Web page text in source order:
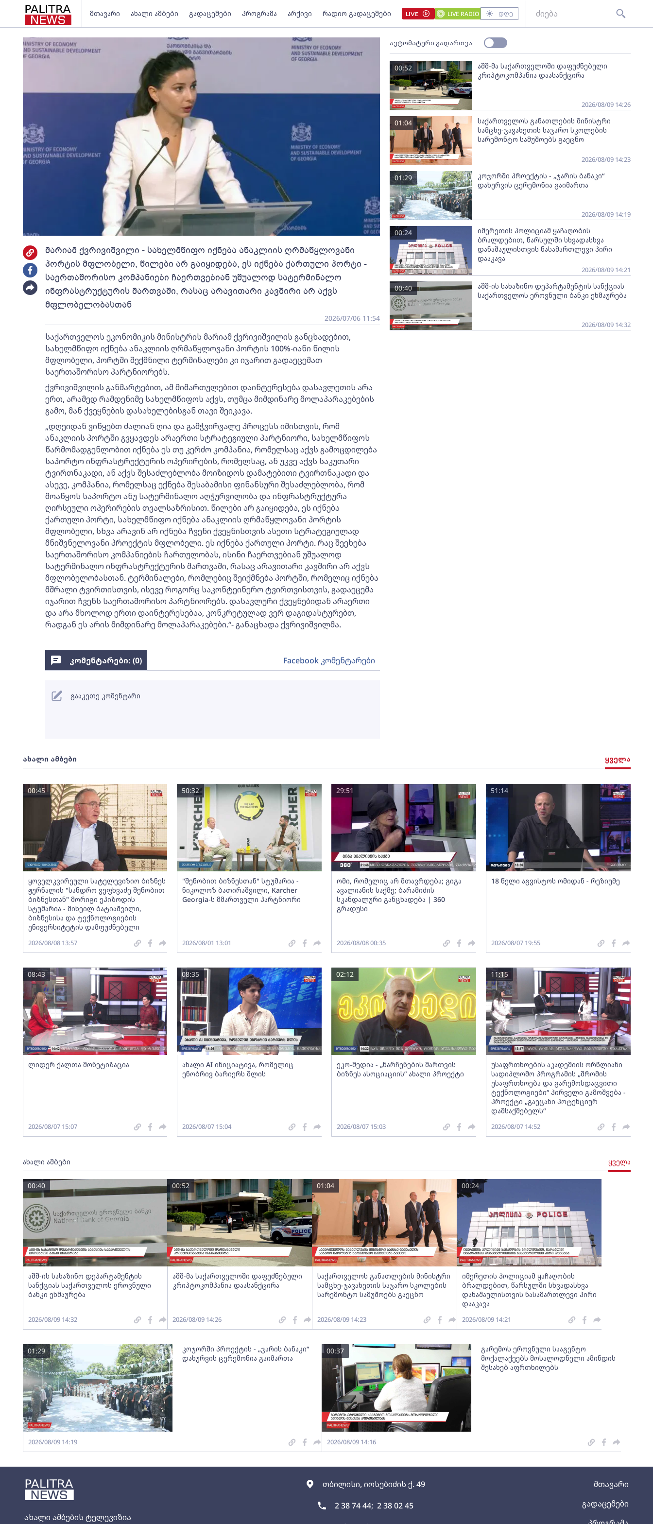
მთავარი ახალი ამბები გადაცემები პროგრამა არქივი რადიო გადაცემები LIVE LIVE RADIO დღე
ახალი ამბების ტელევიზია
თბილისი, იოსებიძის ქ. 49
2 38 74 44; 2 38 02 45
მთავარი
გადაცემები
მარიამ ქვრივიშვილი - სახელმწიფო იქნება ანაკლიის ღრმაწყლოვანი
პორტის მფლობელი, წილები არ გაიყიდება, ეს იქნება ქართული პორტი -
საერთაშორისო კომპანიები ჩაერთვებიან უშუალოდ სატერმინალო
ინფრასტრუქტურის მართვაში, რასაც არავითარი კავშირი არ აქვს
მფლობელობასთან
2026/07/06 11:54
საქართველოს ეკონომიკის მინისტრის მარიამ ქვრივიშვილის განცხადებით,
სახელმწიფო იქნება ანაკლიის ღრმაწყლოვანი პორტის 100%-იანი წილის
მფლობელი, პორტში შექმნილი ტერმინალები კი იჯარით გადაეცემათ
საერთაშორისო პარტნიორებს.
ქვრივიშვილის განმარტებით, ამ მიმართულებით დაინტერესება დასავლეთის არა
ერთ, არამედ რამდენიმე სახელმწიფოს აქვს, თუმცა მიმდინარე მოლაპარაკებების
გამო, მან ქვეყნების დასახელებისგან თავი შეიკავა.
„დღეიდან ვიწყებთ ძალიან ღია და გამჭვირვალე პროცესს იმისთვის, რომ
ანაკლიის პორტში გვყავდეს არაერთი სტრატეგიული პარტნიორი, სახელმწიფოს
წარმომადგენლობით იქნება ეს თუ კერძო კომპანია, რომელსაც აქვს გამოცდილება
საპორტო ინფრასტრუქტურის ოპერირების, რომელსაც, ან უკვე აქვს საკუთარი
ტვირთნაკადი, ან აქვს შესაძლებლობა მოიზიდოს დამატებითი ტვირთნაკადი და
ასევე, კომპანია, რომელსაც ექნება შესაბამისი ფინანსური შესაძლებლობა, რომ
მოაწყოს საპორტო ანუ სატერმინალო აღჭურვილობა და ინფრასტრუქტურა
ღირსეული ოპერირების თვალსაზრისით. წილები არ გაიყიდება, ეს იქნება
ქართული პორტი, სახელმწიფო იქნება ანაკლიის ღრმაწყლოვანი პორტის
მფლობელი, სხვა არავინ არ იქნება ჩვენი ქვეყნისთვის ასეთი სტრატეგიულად
მნიშვნელოვანი პროექტის მფლობელი. ეს იქნება ქართული პორტი. რაც შეეხება
საერთაშორისო კომპანიების ჩართულობას, ისინი ჩაერთვებიან უშუალოდ
სატერმინალო ინფრასტრუქტურის მართვაში, რასაც არავითარი კავშირი არ აქვს
მფლობელობასთან. ტერმინალები, რომლებიც შეიქმნება პორტში, რომელიც იქნება
მშრალი ტვირთისთვის, ისევე როგორც საკონტეინერო ტვირთვისთვის, გადაეცემა
იჯარით ჩვენს საერთაშორისო პარტნიორებს. დასავლური ქვეყნებიდან არაერთი
და არა მხოლოდ ერთი დაინტერესებაა, კონკრეტულად ვერ დაგიდასტურებთ,
რადგან ეს არის მიმდინარე მოლაპარაკებები.“- განაცხადა ქვრივიშვილმა.
ავტომატური გადართვა
აშშ-მა საქართველოში დაფუძნებული
კრიპტოკომპანია დაასანქცირა
00:52
2026/08/09 14:26
საქართველოს განათლების მინისტრი
სამცხე-ჯავახეთის საჯარო სკოლების
სარემონტო სამუშოებს გაეცნო
01:04
2026/08/09 14:23
კოჯორში პროექტის - „ჯარის ბანაკი“
დახურვის ცერემონია გაიმართა
01:29
2026/08/09 14:19
იმერეთის პოლიციამ ყაჩაღობის
ბრალდებით, წარსულში სხვადასხვა
დანაშაულისთვის ნასამართლევი პირი
დააკავა
00:24
2026/08/09 14:21
აშშ-ის სახაზინო დეპარტამენტის სანქციას
საქართველოს ეროვნული ბანკი ეხმაურება
00:40
2026/08/09 14:32
ახალი ამბები ყველა
ყოველკვირეული სატელევიზიო ბიზნეს
ჟურნალის "სანდრო ვეფხვაძე შენობით
ბიზნესთან" მორიგი ეპიზოდის
სტუმარია - მიხეილ ბატიაშვილი,
ბიზნესისა და ტექნოლოგიების
უნივერსიტეტის დამფუძნებელი
00:45
2026/08/08 13:57
"შენობით ბიზნესთან" სტუმარია -
ნიკოლოზ ბათირაშვილი, Karcher
Georgia-ს მმართველი პარტნიორი
50:32
2026/08/01 13:01
ომი, რომელიც არ მთავრდება; გიგა
ავალიანის საქმე; ბარამიძის
სკანდალური განცხადება | 360
გრადუსი
29:51
2026/08/08 00:35
18 წელი აგვისტოს ომიდან - რეზიუმე
51:14
2026/08/07 19:55
ლიდერ ქალთა მონეტიზაცია
08:43
2026/08/07 15:07
ახალი AI ინიციატივა, რომელიც
ენობრივ ბარიერს შლის
08:35
2026/08/07 15:04
ეკო-მედია - „ნარჩენების მართვის
ბიზნეს ასოციაციის” ახალი პროექტი
02:12
2026/08/07 15:03
უსაფრთხოების აკადემიის ორწლიანი
სადიპლომო პროგრამის „შრომის
უსაფრთხოება და გარემოსდაცვითი
ტექნოლოგიები“ პირველი გამოშვება -
პროექტი „გაეცანი პოტენციურ
დამსაქმებელს“
11:15
2026/08/07 14:52
ახალი ამბები ყველა
აშშ-ის სახაზინო დეპარტამენტის
სანქციას საქართველოს ეროვნული
ბანკი ეხმაურება
00:40
2026/08/09 14:32
აშშ-მა საქართველოში დაფუძნებული
კრიპტოკომპანია დაასანქცირა
00:52
2026/08/09 14:26
საქართველოს განათლების მინისტრი
სამცხე-ჯავახეთის საჯარო სკოლების
სარემონტო სამუშოებს გაეცნო
01:04
2026/08/09 14:23
იმერეთის პოლიციამ ყაჩაღობის
ბრალდებით, წარსულში სხვადასხვა
დანაშაულისთვის ნასამართლევი პირი
დააკავა
00:24
2026/08/09 14:21
კოჯორში პროექტის - „ჯარის ბანაკი“
დახურვის ცერემონია გაიმართა
01:29
2026/08/09 14:19
გარემოს ეროვნული სააგენტო
მოქალაქეებს მოსალოდნელი ამინდის
შესახებ აფრთხილებს
00:37
2026/08/09 14:16
კომენტარები: (0) Facebook კომენტარები
გააკეთე კომენტარი